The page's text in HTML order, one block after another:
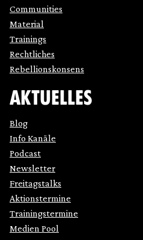
Communities
Material
Trainings
Rechtliches
Rebellionskonsens
AKTUELLES
Blog
Info Kanäle
Podcast
Newsletter
Freitagstalks
Aktionstermine
Trainingstermine
Medien Pool